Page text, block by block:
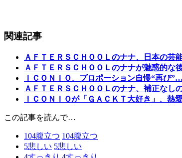
関連記事
ＡＦＴＥＲＳＣＨＯＯＬのナナ、日本の芸
ＡＦＴＥＲＳＣＨＯＯＬのナナが魅惑的な
ＩＣＯＮＩＱ、プロポーション自慢“再び
ＡＦＴＥＲＳＣＨＯＯＬのナナ、補正なし
ＩＣＯＮＩＱが「ＧＡＣＫＴ大好き」、熱
この記事を読んで…
104腹立つ 104腹立つ
5悲しい 5悲しい